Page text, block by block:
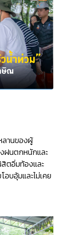
ลานของผู้
ฝนตกหนักและ
ตอิ่มท้องและ
บอุ้มและไม่เคย